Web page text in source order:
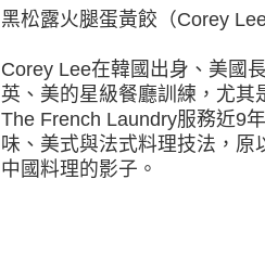
黑松露火腿蛋黃餃（Corey
Corey Lee在韓國出身、美國
英、美的星級餐廳訓練，尤其
The French Laundry服務近9
味、美式與法式料理技法，
中國料理的影子。